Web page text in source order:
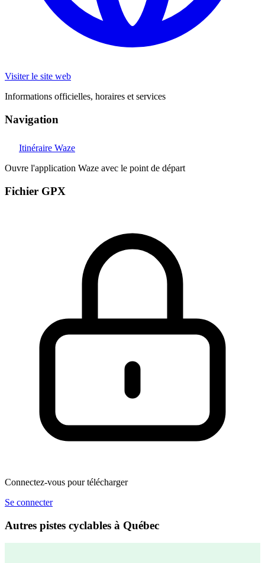
Visiter le site web
Informations officielles, horaires et services
Navigation
Itinéraire Waze
Ouvre l'application Waze avec le point de départ
Fichier GPX
Connectez-vous pour télécharger
Se connecter
Autres pistes cyclables à Québec